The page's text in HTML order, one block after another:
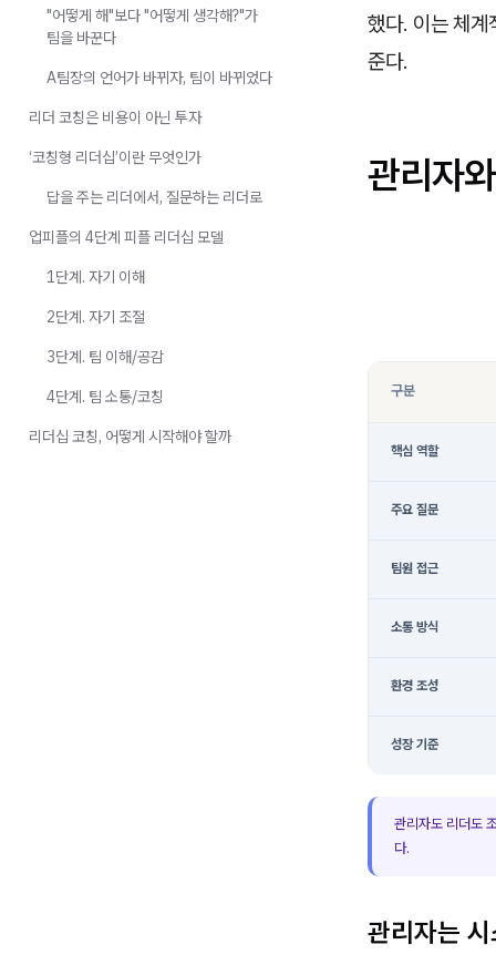
했다. 이는 체계
준다.
관리자
구분
핵심 역할
주요 질문
팀원 접근
소통 방식
환경 조성
성장 기준
관리자도 리더도
다.
관리자는
"어떻게 해"보다 "어떻게 생각해?"가
팀을 바꾼다
A팀장의 언어가 바뀌자, 팀이 바뀌었다
리더 코칭은 비용이 아닌 투자
‘코칭형 리더십’이란 무엇인가
답을 주는 리더에서, 질문하는 리더로
업피플의 4단계 피플 리더십 모델
1단계. 자기 이해
2단계. 자기 조절
3단계. 팀 이해/공감
4단계. 팀 소통/코칭
리더십 코칭, 어떻게 시작해야 할까